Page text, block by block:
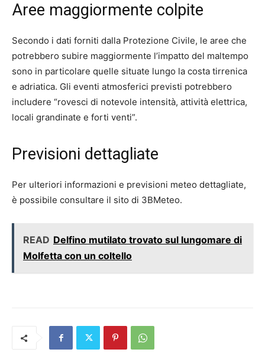
Aree maggiormente colpite
Secondo i dati forniti dalla Protezione Civile, le aree che
potrebbero subire maggiormente l’impatto del maltempo
sono in particolare quelle situate lungo la costa tirrenica
e adriatica. Gli eventi atmosferici previsti potrebbero
includere “rovesci di notevole intensità, attività elettrica,
locali grandinate e forti venti”.
Previsioni dettagliate
Per ulteriori informazioni e previsioni meteo dettagliate,
è possibile consultare il sito di 3BMeteo.
READ Delfino mutilato trovato sul lungomare di
Molfetta con un coltello